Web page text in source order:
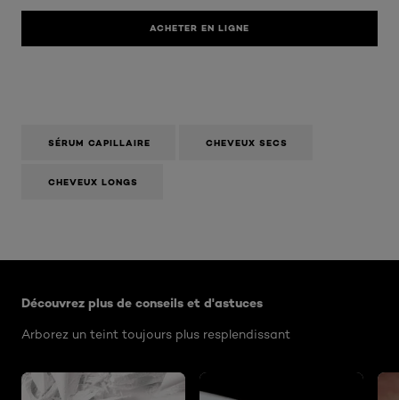
ACHETER EN LIGNE
SÉRUM CAPILLAIRE CHEVEUX SECS
CHEVEUX LONGS
Découvrez plus de conseils et d'astuces
Arborez un teint toujours plus resplendissant